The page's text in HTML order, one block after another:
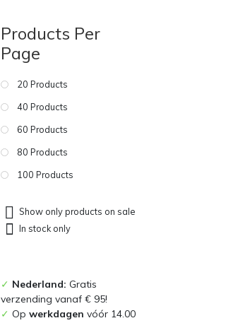
Products Per
Page
20 Products
40 Products
60 Products
80 Products
100 Products
Show only products on sale
In stock only
✓ Nederland:Gratis
verzending vanaf € 95!
✓ Opwerkdagen vóór 14.00